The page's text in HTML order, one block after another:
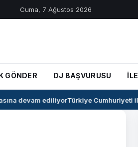
Cuma, 7 Ağustos 2026
GÖNDER DJ BAŞVURUSU
devam ediliyorTürkiye Cumhuriyeti ile